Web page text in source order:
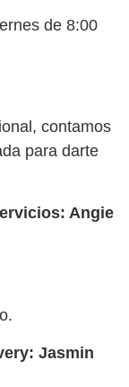
de 8:00
contamos
para darte
Angie
Jasmin